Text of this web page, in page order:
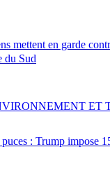
mettent en garde
du Sud
: Trump impose
ET